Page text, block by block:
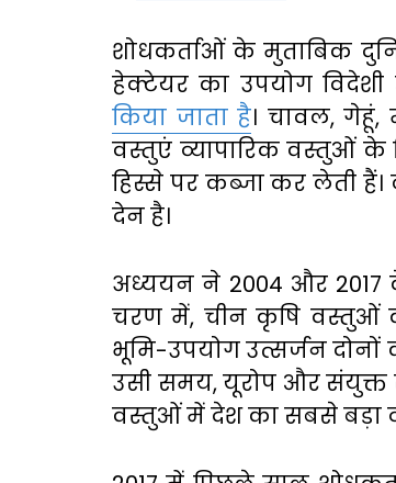
शोधकर्ताओं के मुताबिक
हेक्टेयर का उपयोग विदेशी
किया जाता है। चावल, गेहूं,
वस्तुएं व्यापारिक वस्तुओं
हिस्से पर कब्जा कर लेती
देन है।
अध्ययन ने 2004 और 2017
चरण में, चीन कृषि वस्तुओं
भूमि-उपयोग उत्सर्जन दोनों
उसी समय, यूरोप और संयुक्त
वस्तुओं में देश का सबसे बड़ा